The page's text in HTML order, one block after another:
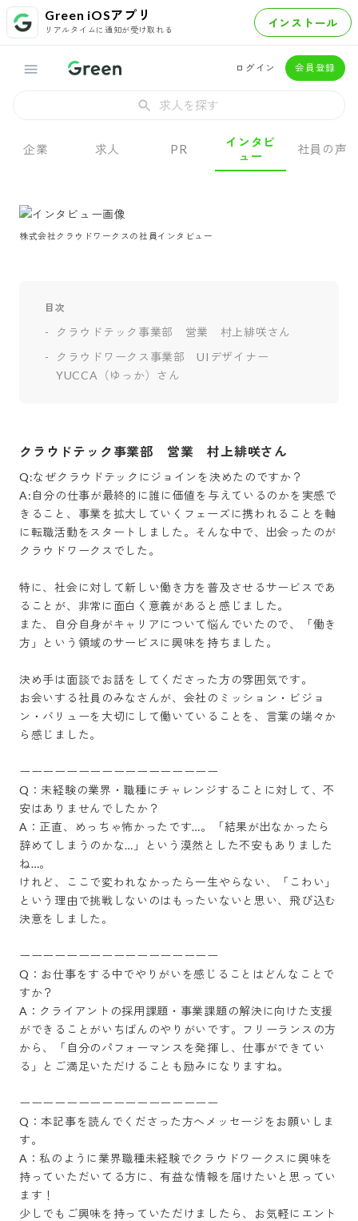
Green iOSアプリ
リアルタイムに通知が受け取れる インストール
ログイン 会員登録
求人を探す
企業 求人 PR
インタビ
ュー
社員の声
株式会社クラウドワークスの社員インタビュー
目次
クラウドテック事業部 営業 村上緋咲さん
クラウドワークス事業部 UIデザイナー
YUCCA（ゆっか）さん
クラウドテック事業部 営業 村上緋咲さん
Q:なぜクラウドテックにジョインを決めたのですか？
A:自分の仕事が最終的に誰に価値を与えているのかを実感で
きること、事業を拡大していくフェーズに携われることを軸
に転職活動をスタートしました。そんな中で、出会ったのが
クラウドワークスでした。
特に、社会に対して新しい働き方を普及させるサービスであ
ることが、非常に面白く意義があると感じました。
また、自分自身がキャリアについて悩んでいたので、「働き
方」という領域のサービスに興味を持ちました。
決め手は面談でお話をしてくださった方の雰囲気です。
お会いする社員のみなさんが、会社のミッション・ビジョ
ン・バリューを大切にして働いていることを、言葉の端々か
ら感じました。
ーーーーーーーーーーーーーーーーー
Q：未経験の業界・職種にチャレンジすることに対して、不
安はありませんでしたか？
A：正直、めっちゃ怖かったです…。「結果が出なかったら
辞めてしまうのかな…」という漠然とした不安もありました
ね…。
けれど、ここで変われなかったら一生やらない、「こわい」
という理由で挑戦しないのはもったいないと思い、飛び込む
決意をしました。
ーーーーーーーーーーーーーーーーー
Q：お仕事をする中でやりがいを感じることはどんなことで
すか？
A：クライアントの採用課題・事業課題の解決に向けた支援
ができることがいちばんのやりがいです。フリーランスの方
から、「自分のパフォーマンスを発揮し、仕事ができてい
る」とご満足いただけることも励みになりますね。
ーーーーーーーーーーーーーーーーー
Q：本記事を読んでくださった方へメッセージをお願いしま
す。
A：私のように業界職種未経験でクラウドワークスに興味を
持っていただいてる方に、有益な情報を届けたいと思ってい
ます！
少しでもご興味を持っていただけましたら、お気軽にエント